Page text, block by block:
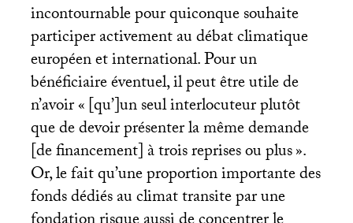
incontournable pour quiconque souhaite
participer activement au débat climatique
européen et international. Pour un
bénéficiaire éventuel, il peut être utile de
n’avoir «[qu’]un seul interlocuteur plutôt
que de devoir présenter la même demande
[de financement] à trois reprises ou plus».
Or, le fait qu’une proportion importante des
fonds dédiés au climat transite par une